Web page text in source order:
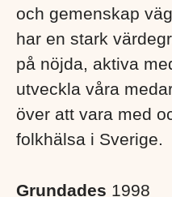
och gemenskap
har en stark
på nöjda, aktiva
utveckla våra
över att vara med
folkhälsa i Sverige. ​
Grundades 1998